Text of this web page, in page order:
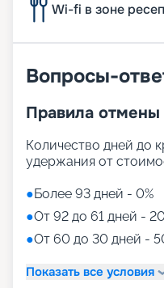
Wi-fi в зоне
Вопросы-
Правила отмены
Количество дней до
удержания от
●Более 93 дней - 0%
●От 92 до 61 дней -
●От 60 до 30 дней -
Показать все условия